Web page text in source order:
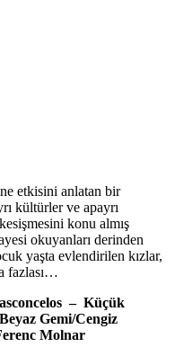
etkisini anlatan bir
kültürler ve apayrı
konu almış
okuyanları derinden
yaşta evlendirilen kızlar,
fazlası…
– Küçük
Gemi/Cengiz
Molnar